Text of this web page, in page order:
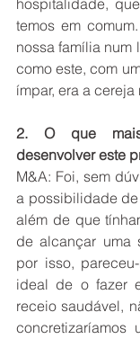
hospitalidade,
temos em
nossa família
como este, com
ímpar, era a
2. O que
desenvolver este
M&A: Foi, sem
a possibilidade
além de que
de alcançar uma
por isso,
ideal de o fazer
receio saudável,
concretizaríamos